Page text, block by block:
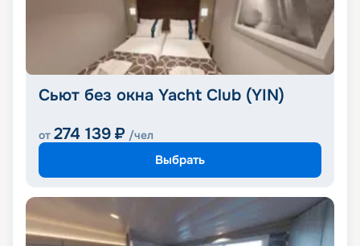
Сьют без окна Yacht Club (YIN)
от 274 139 ₽ /чел
Выбрать